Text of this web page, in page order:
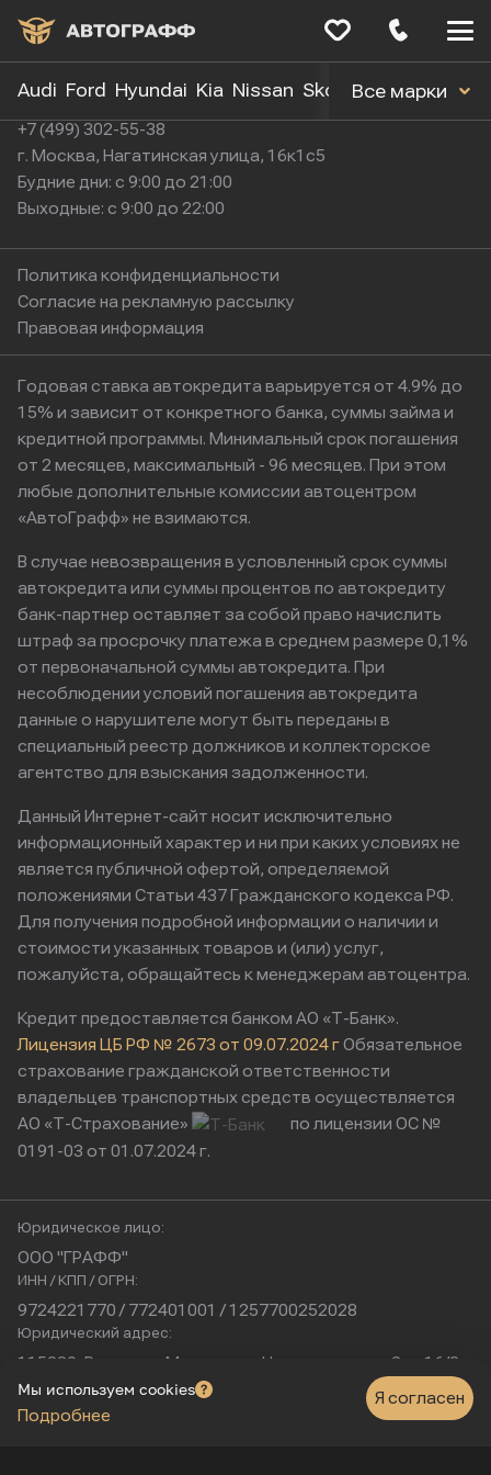
Audi Ford Hyundai Kia Nissan Skoda Toyota
Все марки
+7 (499) 302-55-38
г. Москва, Нагатинская улица, 16к1с5
Будние дни: с 9:00 до 21:00
Выходные: с 9:00 до 22:00
Политика конфиденциальности
Согласие на рекламную рассылку
Правовая информация
Годовая ставка автокредита варьируется от 4.9% до
15% и зависит от конкретного банка, суммы займа и
кредитной программы. Минимальный срок погашения
от 2 месяцев, максимальный - 96 месяцев. При этом
любые дополнительные комиссии автоцентром
«АвтоГрафф» не взимаются.
В случае невозвращения в условленный срок суммы
автокредита или суммы процентов по автокредиту
банк-партнер оставляет за собой право начислить
штраф за просрочку платежа в среднем размере 0,1%
от первоначальной суммы автокредита. При
несоблюдении условий погашения автокредита
данные о нарушителе могут быть переданы в
специальный реестр должников и коллекторское
агентство для взыскания задолженности.
Данный Интернет-сайт носит исключительно
информационный характер и ни при каких условиях не
является публичной офертой, определяемой
положениями Статьи 437 Гражданского кодекса РФ.
Для получения подробной информации о наличии и
стоимости указанных товаров и (или) услуг,
пожалуйста, обращайтесь к менеджерам автоцентра.
Кредит предоставляется банком АО «Т-Банк».
Лицензия ЦБ РФ № 2673 от 09.07.2024 гОбязательное
страхование гражданской ответственности
владельцев транспортных средств осуществляется
АО «Т-Страхование»
по лицензии ОС №
0191-03 от 01.07.2024 г.
Юридическое лицо:
ООО "ГРАФФ"
ИНН / КПП / ОГРН:
9724221770 / 772401001 / 1257700252028
Юридический адрес:
115230, Россия, г. Москва, ул. Нагатинская, д. 2, п. 16/2
Физический адрес:
г. Москва, Нагатинская улица, 16к1с5
Мы используем cookies
Подробнее
Я согласен